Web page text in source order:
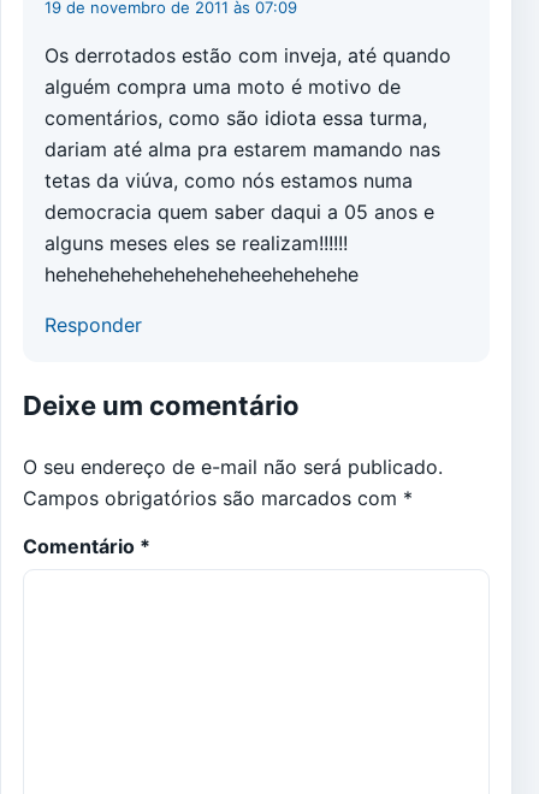
19 de novembro de 2011 às 07:09
Os derrotados estão com inveja, até quando
alguém compra uma moto é motivo de
comentários, como são idiota essa turma,
dariam até alma pra estarem mamando nas
tetas da viúva, como nós estamos numa
democracia quem saber daqui a 05 anos e
alguns meses eles se realizam!!!!!!
heheheheheheheheheheehehehehe
Responder
Deixe um comentário
O seu endereço de e-mail não será publicado.
Campos obrigatórios são marcados com *
Comentário *